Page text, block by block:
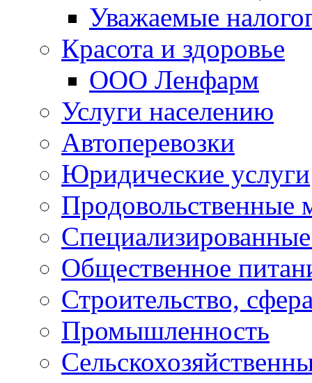
Уважаемые
Красота и здоровье
ООО Ленфарм
Услуги населению
Автоперевозки
Юридические услуги
Продовольственные
Общественное
Строительство,
Промышленность